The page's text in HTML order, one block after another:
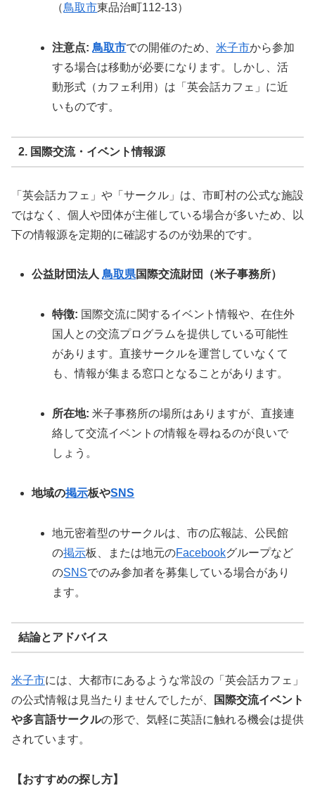
（鳥取市東品治町112-13）
注意点: 鳥取市での開催のため、米子市から参加
する場合は移動が必要になります。しかし、活
動形式（カフェ利用）は「英会話カフェ」に近
いものです。
2. 国際交流・イベント情報源
「英会話カフェ」や「サークル」は、市町村の公式な施設
ではなく、個人や団体が主催している場合が多いため、以
下の情報源を定期的に確認するのが効果的です。
公益財団法人鳥取県国際交流財団（米子事務所）
特徴: 国際交流に関するイベント情報や、在住外
国人との交流プログラムを提供している可能性
があります。直接サークルを運営していなくて
も、情報が集まる窓口となることがあります。
所在地: 米子事務所の場所はありますが、直接連
絡して交流イベントの情報を尋ねるのが良いで
しょう。
地域の掲示板やSNS
地元密着型のサークルは、市の広報誌、公民館
の掲示板、または地元のFacebookグループなど
のSNSでのみ参加者を募集している場合があり
ます。
結論とアドバイス
米子市には、大都市にあるような常設の「英会話カフェ」
の公式情報は見当たりませんでしたが、
国際交流イベント
や多言語サークルの形で、気軽に英語に触れる機会は提供
されています。
【おすすめの探し方】